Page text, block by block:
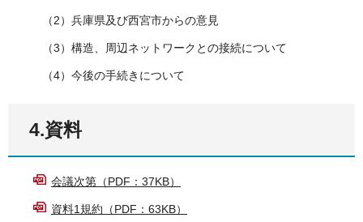
（2）兵庫県及び西宮市からの意見
（3）構造、周辺ネットワークとの接続について
（4）今後の手続きについて
4.資料
会議次第（PDF：37KB）
資料1規約（PDF：63KB）